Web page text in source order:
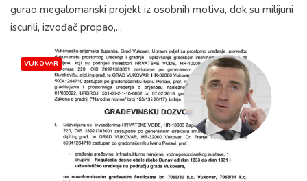
gurao megalomanski projekt iz osobnih motiva, dok su milijuni
iscurili, izvođač propao,...
VUKOVAR